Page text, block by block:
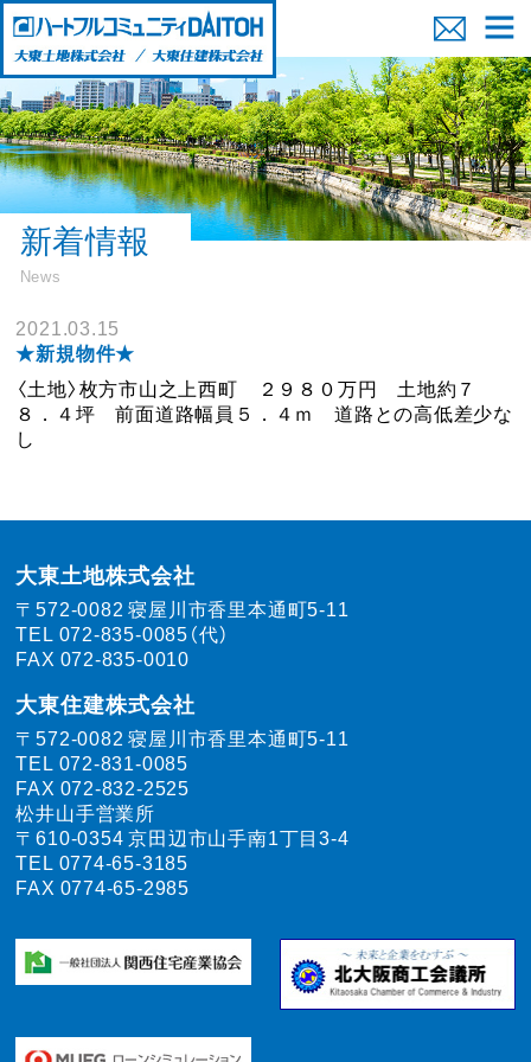
新着情報
News
2021.03.15
★新規物件★
〈土地〉枚方市山之上西町 ２９８０万円 土地約７
８．４坪 前面道路幅員５．４ｍ 道路との高低差少な
し
大東土地株式会社
〒572-0082寝屋川市香里本通町5-11
TEL 072-835-0085（代）
FAX 072-835-0010
大東住建株式会社
〒572-0082寝屋川市香里本通町5-11
TEL 072-831-0085
FAX 072-832-2525
松井山手営業所
〒610-0354京田辺市山手南1丁目3-4
TEL 0774-65-3185
FAX 0774-65-2985